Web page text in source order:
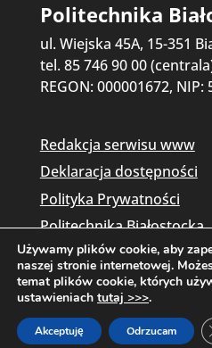
Politechnika
ul. Wiejska 45A, 15-351
tel. 85 746 90 00
REGON: 000001672, NIP:
Redakcja serwisu www
Deklaracja dostępności
Polityka Prywatności
Politechnika Białostocka
Copyright © 2026
Używamy plików cookie, aby
naszej stronie internetowej.
temat plików cookie, których
ustawieniach tutaj >>>.
Akceptuję Odrzucam